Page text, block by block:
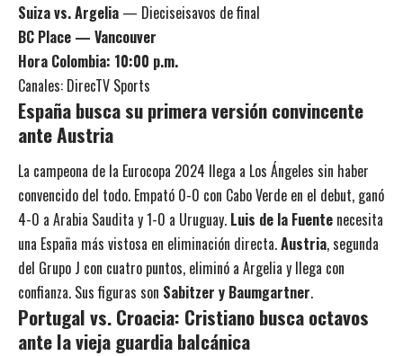
Suiza vs. Argelia — Dieciseisavos de final
BC Place — Vancouver
Hora Colombia: 10:00 p.m.
Canales: DirecTV Sports
España busca su primera versión convincente
ante Austria
La campeona de la Eurocopa 2024 llega a Los Ángeles sin haber
convencido del todo. Empató 0-0 con Cabo Verde en el debut, ganó
4-0 a Arabia Saudita y 1-0 a Uruguay. Luis de la Fuente necesita
una España más vistosa en eliminación directa.Austria, segunda
del Grupo J con cuatro puntos, eliminó a Argelia y llega con
confianza. Sus figuras son Sabitzer y Baumgartner.
Portugal vs. Croacia: Cristiano busca octavos
ante la vieja guardia balcánica